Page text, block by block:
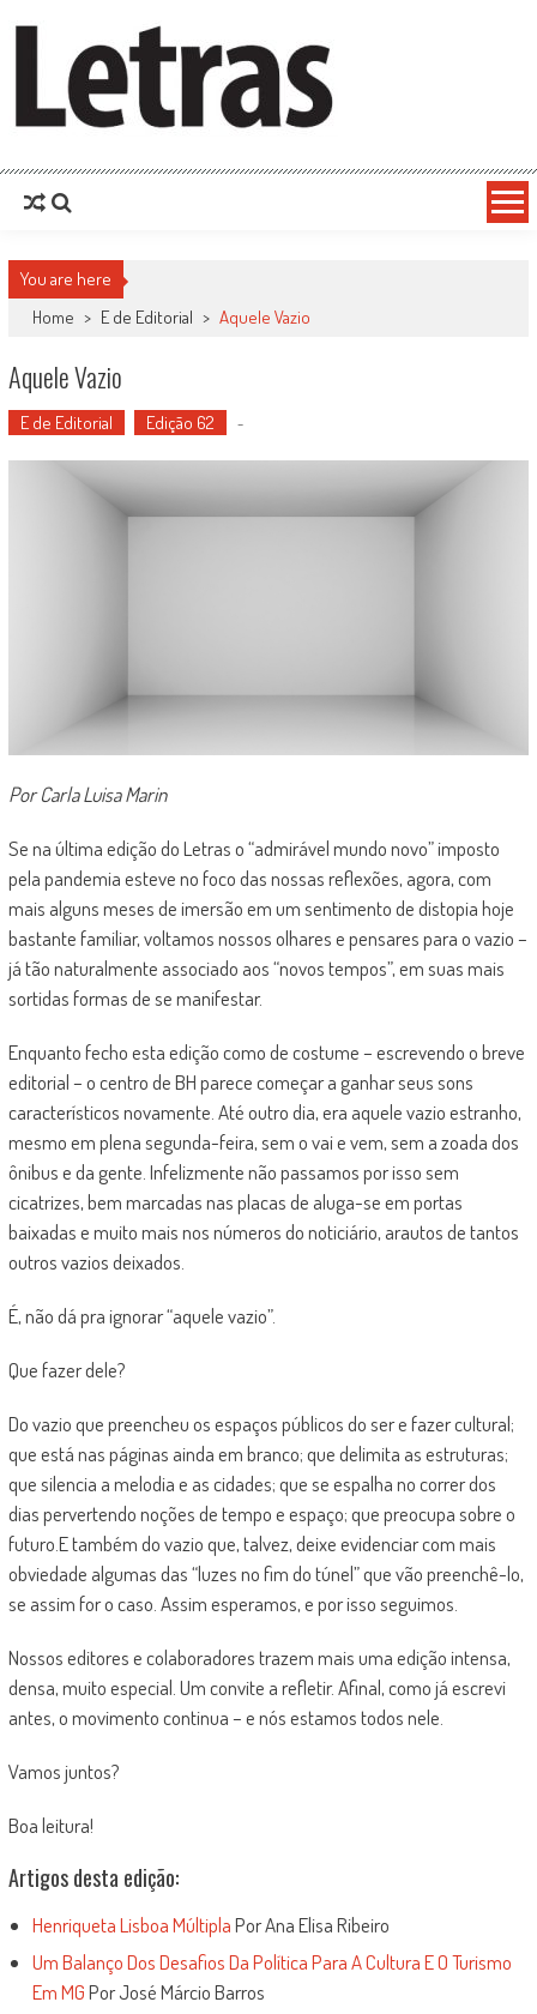
You are here
Home > E de Editorial > Aquele Vazio
Aquele Vazio
E de Editorial Edição 62 -
Por Carla Luisa Marin
Se na última edição do Letras o “admirável mundo novo” imposto
pela pandemia esteve no foco das nossas reflexões, agora, com
mais alguns meses de imersão em um sentimento de distopia hoje
bastante familiar, voltamos nossos olhares e pensares para o vazio –
já tão naturalmente associado aos “novos tempos”, em suas mais
sortidas formas de se manifestar.
Enquanto fecho esta edição como de costume – escrevendo o breve
editorial – o centro de BH parece começar a ganhar seus sons
característicos novamente. Até outro dia, era aquele vazio estranho,
mesmo em plena segunda-feira, sem o vai e vem, sem a zoada dos
ônibus e da gente. Infelizmente não passamos por isso sem
cicatrizes, bem marcadas nas placas de aluga-se em portas
baixadas e muito mais nos números do noticiário, arautos de tantos
outros vazios deixados.
É, não dá pra ignorar “aquele vazio”.
Que fazer dele?
Do vazio que preencheu os espaços públicos do ser e fazer cultural;
que está nas páginas ainda em branco; que delimita as estruturas;
que silencia a melodia e as cidades; que se espalha no correr dos
dias pervertendo noções de tempo e espaço; que preocupa sobre o
futuro.E também do vazio que, talvez, deixe evidenciar com mais
obviedade algumas das “luzes no fim do túnel” que vão preenchê-lo,
se assim for o caso. Assim esperamos, e por isso seguimos.
Nossos editores e colaboradores trazem mais uma edição intensa,
densa, muito especial. Um convite a refletir. Afinal, como já escrevi
antes, o movimento continua – e nós estamos todos nele.
Vamos juntos?
Boa leitura!
Artigos desta edição:
Henriqueta Lisboa MúltiplaPor Ana Elisa Ribeiro
Um Balanço Dos Desafios Da Política Para A Cultura E O Turismo
Em MGPor José Márcio Barros